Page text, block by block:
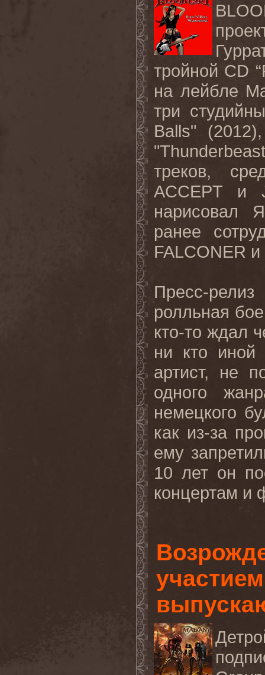
тройной CD “
на лейбле
три
Balls"
"Thunderbeast
треков,
ACCEPT и
нарисовал
ранее
FALCONER и
Пресс-
ролльная
кто-то ждал
ни кто иной
артист, не
одного
немецкого
как из-за
ему
10 лет он
концертам и